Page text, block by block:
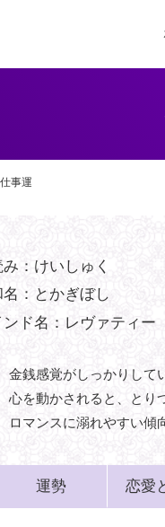
事運
み：けいしゅく
名：とかぎぼし
ンド名：レヴァティー
金銭感覚がしっかりして
心を動かされると、とり
ロマンスに溺れやすい傾
運勢 恋愛